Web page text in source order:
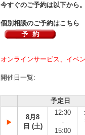
今すぐのご予約は以下から。
個別相談のご予約はこちら
オンラインサービス、イベ
開催日一覧:
予定日
8月8
日 (土)
12:30
-
15:00